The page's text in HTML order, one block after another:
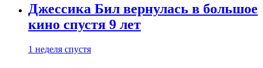
Джессика Бил вернулась в большое
кино спустя 9 лет
1 неделя спустя